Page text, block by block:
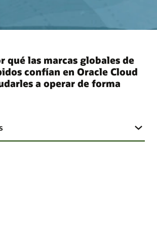
qué las marcas globales de
confían en Oracle Cloud
a operar de forma